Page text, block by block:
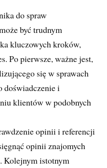
do spraw
być trudnym
kluczowych kroków,
Po pierwsze, ważne jest,
się w sprawach
doświadczenie i
klientów w podobnych
opinii i referencji
opinii znajomych
Kolejnym istotnym